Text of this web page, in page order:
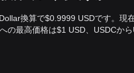
換算で$0.9999 USDです。現
の最高価格は$1 USD、USDCか